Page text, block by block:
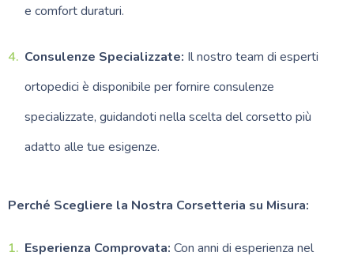
e comfort duraturi.
Consulenze Specializzate: Il nostro team di esperti
ortopedici è disponibile per fornire consulenze
specializzate, guidandoti nella scelta del corsetto più
adatto alle tue esigenze.
Perché Scegliere la Nostra Corsetteria su Misura:
Esperienza Comprovata: Con anni di esperienza nel